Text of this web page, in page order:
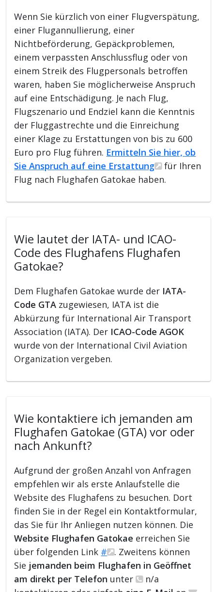
Wenn Sie kürzlich von einer Flugverspätung,
einer Flugannullierung, einer
Nichtbeförderung, Gepäckproblemen,
einem verpassten Anschlussflug oder von
einem Streik des Flugpersonals betroffen
waren, haben Sie möglicherweise Anspruch
auf eine Entschädigung. Je nach Flug,
Flugszenario und Endziel kann die Kenntnis
der Fluggastrechte und die Einreichung
einer Klage zu Erstattungen von bis zu 600
Euro pro Flug führen. Ermitteln Sie hier, ob
Sie Anspruch auf eine Erstattung
für Ihren
Flug nach Flughafen Gatokae haben.
Wie lautet der IATA- und ICAO-
Code des Flughafens Flughafen
Gatokae?
Dem Flughafen Gatokae wurde der IATA-
Code GTA zugewiesen, IATA ist die
Abkürzung für International Air Transport
Association (IATA). Der ICAO-Code AGOK
wurde von der International Civil Aviation
Organization vergeben.
Wie kontaktiere ich jemanden am
Flughafen Gatokae (GTA) vor oder
nach Ankunft?
Aufgrund der großen Anzahl von Anfragen
empfehlen wir als erste Anlaufstelle die
Website des Flughafens zu besuchen. Dort
finden Sie in der Regel ein Kontaktformular,
das Sie für Ihr Anliegen nutzen können. Die
Website Flughafen Gatokae erreichen Sie
über folgenden Link #
. Zweitens können
Sie jemanden beim Flughafen in Geöffnet
am direkt per Telefon unter
n/a